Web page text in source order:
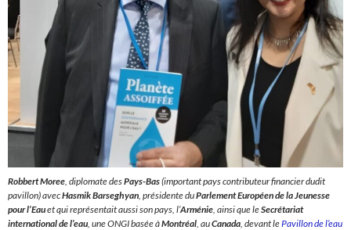
Robbert Moree , diplomate desPays-Bas(important pays contributeur financier dudit
pavillon) avecHasmik Barseghyan , présidente duParlement Européen de la Jeunesse
pour l’Eauet qui représentait aussi son pays, l’Arménie , ainsi que leSecrétariat
international de l’eau , une ONGI basée àMontréal , auCanada , devant lePavillon de l’eau